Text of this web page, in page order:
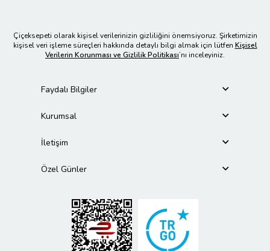
Çiçeksepeti olarak kişisel verilerinizin gizliliğini önemsiyoruz. Şirketimizin
kişisel veri işleme süreçleri hakkında detaylı bilgi almak için lütfen Kişisel
Verilerin Korunması ve Gizlilik Politikası’nı inceleyiniz.
Faydalı Bilgiler
Kurumsal
İletişim
Özel Günler